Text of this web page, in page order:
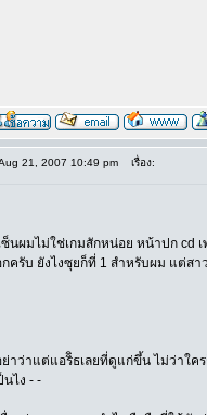
21, 2007 10:49 pm เรื่อง:
ซ็นผมไม่ใช่เกมสักหน่อย หน้าปก cd
ครับ ยังไงซุยก็ที่ 1 สำหรับผม แต่สา
าว่าแต่แอริิธเลยที่ดูแก่ขึ้น ไม่ว่าใค
นไง - -